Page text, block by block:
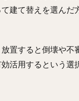
建て替えを選んだ
置すると倒壊や不
活用するという選